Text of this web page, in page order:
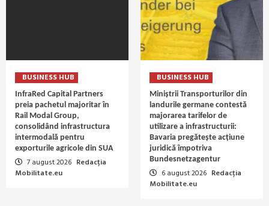
BUSINESS HUB
InfraRed Capital Partners
preia pachetul majoritar în
Rail Modal Group,
consolidând infrastructura
intermodală pentru
exporturile agricole din SUA
7 august 2026 Redacția
Mobilitate.eu
BUSINESS HUB
Miniștrii Transporturilor din
landurile germane contestă
majorarea tarifelor de
utilizare a infrastructurii:
Bavaria pregătește acțiune
juridică împotriva
Bundesnetzagentur
6 august 2026 Redacția
Mobilitate.eu